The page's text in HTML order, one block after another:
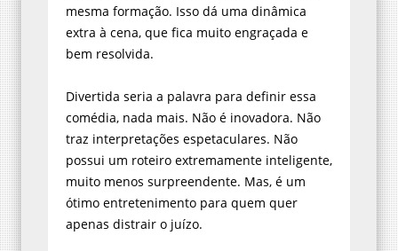
mesma formação. Isso dá uma dinâmica
extra à cena, que fica muito engraçada e
bem resolvida.
Divertida seria a palavra para definir essa
comédia, nada mais. Não é inovadora. Não
traz interpretações espetaculares. Não
possui um roteiro extremamente inteligente,
muito menos surpreendente. Mas, é um
ótimo entretenimento para quem quer
apenas distrair o juízo.